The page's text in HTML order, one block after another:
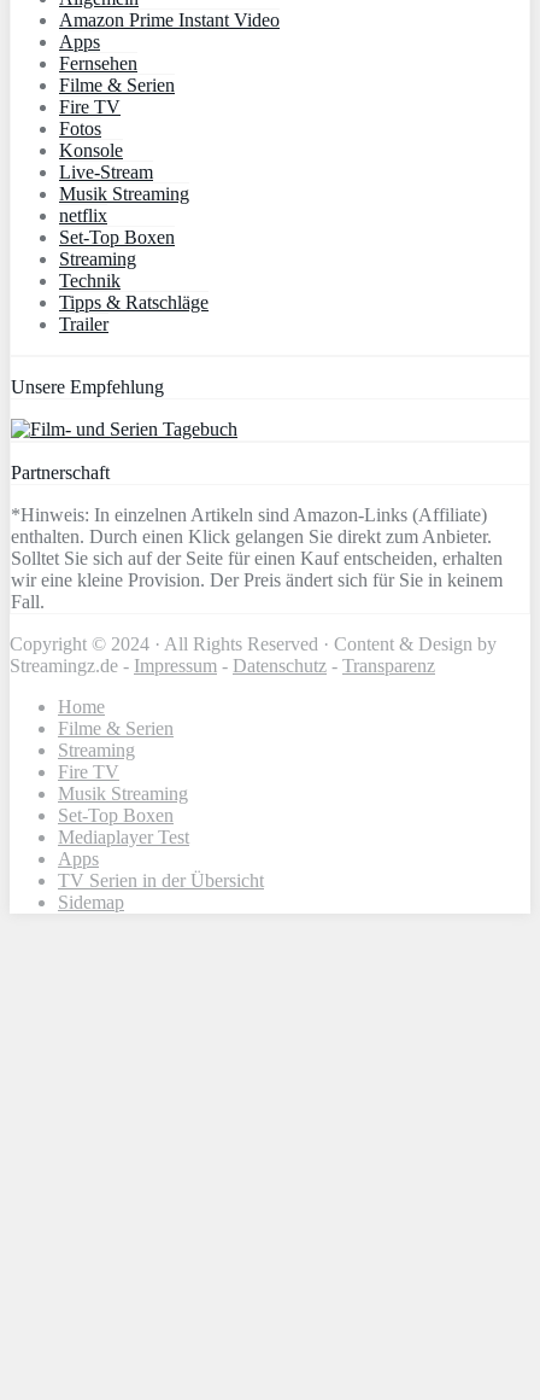
Amazon Prime Instant Video
Apps
Fernsehen
Filme & Serien
Fire TV
Fotos
Konsole
Live-Stream
Musik Streaming
netflix
Set-Top Boxen
Streaming
Technik
Tipps & Ratschläge
Trailer
Unsere Empfehlung
Partnerschaft
*Hinweis: In einzelnen Artikeln sind Amazon-Links (Affiliate)
enthalten. Durch einen Klick gelangen Sie direkt zum Anbieter.
Solltet Sie sich auf der Seite für einen Kauf entscheiden, erhalten
wir eine kleine Provision. Der Preis ändert sich für Sie in keinem
Fall.
Copyright © 2024 · All Rights Reserved · Content & Design by
Streamingz.de - Impressum - Datenschutz - Transparenz
Home
Filme & Serien
Streaming
Fire TV
Musik Streaming
Set-Top Boxen
Mediaplayer Test
Apps
TV Serien in der Übersicht
Sidemap